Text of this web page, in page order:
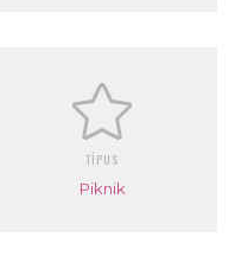
TÍPUS
Piknik